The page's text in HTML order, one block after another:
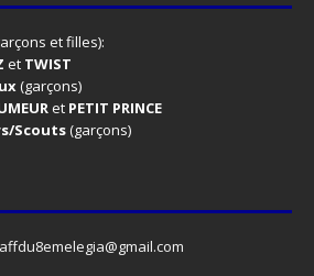
et filles):
et TWIST
(garçons)
et PETIT PRINCE
Scouts(garçons)